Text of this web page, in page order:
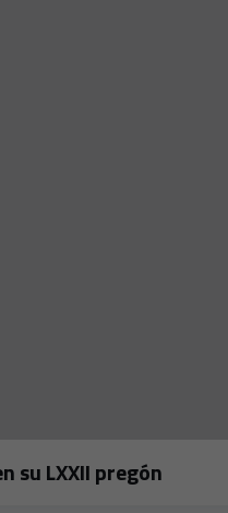
su LXXII pregón